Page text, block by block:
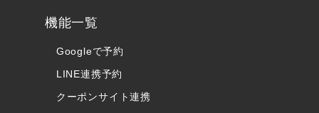
機能一覧
Googleで予約
LINE連携予約
クーポンサイト連携